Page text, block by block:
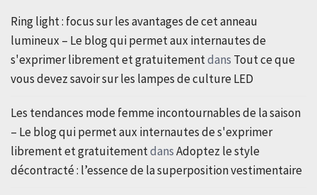
Ring light : focus sur les avantages de cet anneau
lumineux – Le blog qui permet aux internautes de
s'exprimer librement et gratuitementdans Tout ce que
vous devez savoir sur les lampes de culture LED
Les tendances mode femme incontournables de la saison
– Le blog qui permet aux internautes de s'exprimer
librement et gratuitementdansAdoptez le style
décontracté : l’essence de la superposition vestimentaire